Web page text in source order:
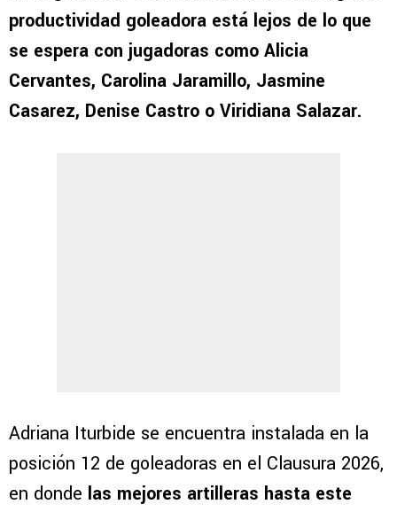
productividad goleadora está lejos de lo que
se espera con jugadoras como Alicia
Cervantes, Carolina Jaramillo, Jasmine
Casarez, Denise Castro o Viridiana Salazar.
Adriana Iturbide se encuentra instalada en la
posición 12 de goleadoras en el Clausura 2026,
en donde las mejores artilleras hasta este